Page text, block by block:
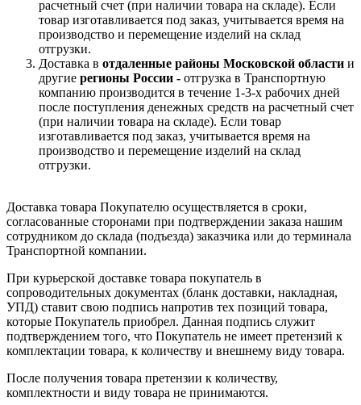
расчетный счет (при наличии товара на складе). Если
товар изготавливается под заказ, учитывается время на
производство и перемещение изделий на склад
отгрузки.
Доставка в отдаленные районы Московской области и
другие регионы России - отгрузка в Транспортную
компанию производится в течение 1-3-х рабочих дней
после поступления денежных средств на расчетный счет
(при наличии товара на складе). Если товар
изготавливается под заказ, учитывается время на
производство и перемещение изделий на склад
отгрузки.
Доставка товара Покупателю осуществляется в сроки,
согласованные сторонами при подтверждении заказа нашим
сотрудником до склада (подъезда) заказчика или до терминала
Транспортной компании.
При курьерской доставке товара покупатель в
сопроводительных документах (бланк доставки, накладная,
УПД) ставит свою подпись напротив тех позиций товара,
которые Покупатель приобрел. Данная подпись служит
подтверждением того, что Покупатель не имеет претензий к
комплектации товара, к количеству и внешнему виду товара.
После получения товара претензии к количеству,
комплектности и виду товара не принимаются.